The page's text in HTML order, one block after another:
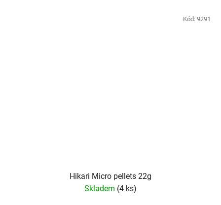
Hikari Micro pellets 22g
Skladem (4 ks)
Kód: 9291